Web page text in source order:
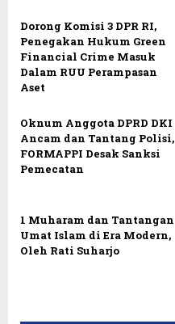
Dorong Komisi 3 DPR RI,
Penegakan Hukum Green
Financial Crime Masuk
Dalam RUU Perampasan
Aset
Oknum Anggota DPRD DKI
Ancam dan Tantang Polisi,
FORMAPPI Desak Sanksi
Pemecatan
1 Muharam dan Tantangan
Umat Islam di Era Modern,
Oleh Rati Suharjo